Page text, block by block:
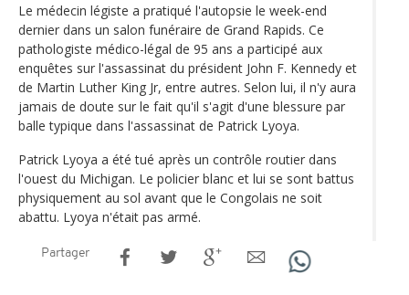
Le médecin légiste a pratiqué l'autopsie le week-end
dernier dans un salon funéraire de Grand Rapids. Ce
pathologiste médico-légal de 95 ans a participé aux
enquêtes sur l'assassinat du président John F. Kennedy et
de Martin Luther King Jr, entre autres. Selon lui, il n'y aura
jamais de doute sur le fait qu'il s'agit d'une blessure par
balle typique dans l'assassinat de Patrick Lyoya.
Patrick Lyoya a été tué après un contrôle routier dans
l'ouest du Michigan. Le policier blanc et lui se sont battus
physiquement au sol avant que le Congolais ne soit
abattu. Lyoya n'était pas armé.
Partager